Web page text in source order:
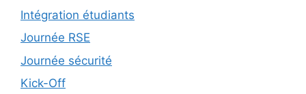
Intégration étudiants
Journée RSE
Journée sécurité
Kick-Off